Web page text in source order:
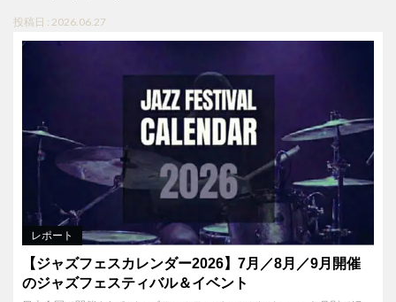
投稿日 : 2026.06.27
レポート
【ジャズフェスカレンダー2026】7月／8月／9月開催
のジャズフェスティバル＆イベント